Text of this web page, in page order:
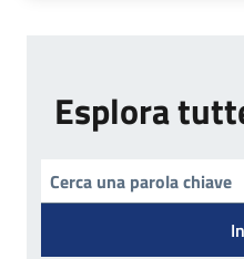
Esplora